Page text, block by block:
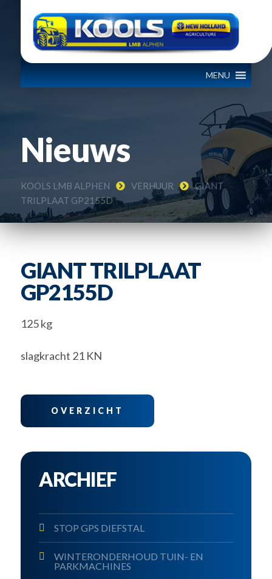
MENU
Nieuws
KOOLS LMB ALPHEN VERHUUR
GIANT
TRILPLAAT GP2155D
GIANT TRILPLAAT
GP2155D
125 kg
slagkracht 21 KN
OVERZICHT
ARCHIEF
STOP GPS DIEFSTAL
WINTERONDERHOUD TUIN- EN
PARKMACHINES